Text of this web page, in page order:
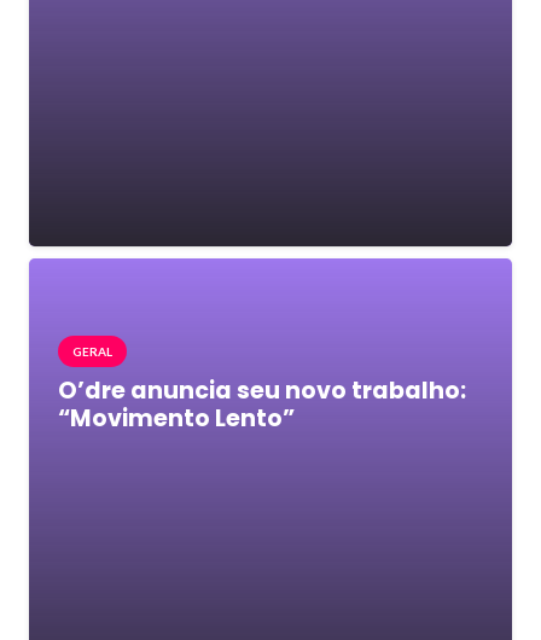
GERAL
O’dre anuncia seu novo trabalho:
“Movimento Lento”